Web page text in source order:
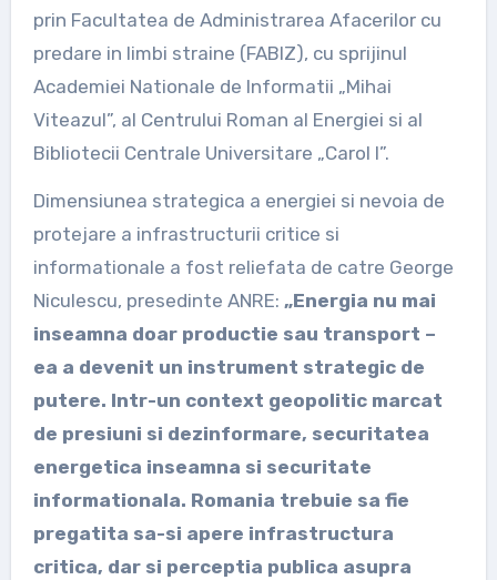
prin Facultatea de Administrarea Afacerilor cu
predare in limbi straine (FABIZ), cu sprijinul
Academiei Nationale de Informatii „Mihai
Viteazul”, al Centrului Roman al Energiei si al
Bibliotecii Centrale Universitare „Carol I”.
Dimensiunea strategica a energiei si nevoia de
protejare a infrastructurii critice si
informationale a fost reliefata de catre George
Niculescu, presedinte ANRE: „Energia nu mai
inseamna doar productie sau transport –
ea a devenit un instrument strategic de
putere. Intr-un context geopolitic marcat
de presiuni si dezinformare, securitatea
energetica inseamna si securitate
informationala. Romania trebuie sa fie
pregatita sa-si apere infrastructura
critica, dar si perceptia publica asupra